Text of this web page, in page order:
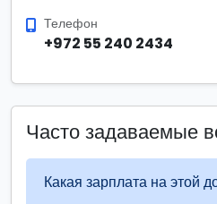
Телефон
+972 55 240 2434
Часто задаваемые
Какая зарплата на этой